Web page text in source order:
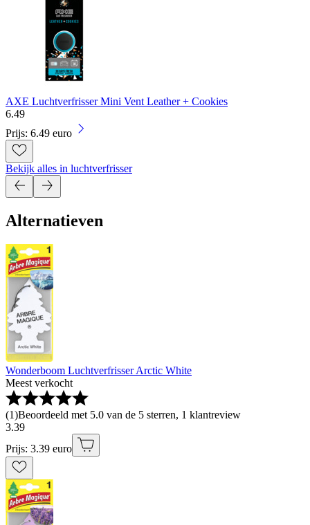
AXE Luchtverfrisser Mini Vent Leather + Cookies
6.49
Prijs: 6.49 euro
Bekijk alles in luchtverfrisser
Alternatieven
Wonderboom Luchtverfrisser Arctic White
Meest verkocht
(1)Beoordeeld met 5.0 van de 5 sterren, 1 klantreview
3.39
Prijs: 3.39 euro